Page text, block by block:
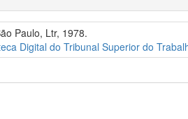
Paulo, Ltr, 1978.
Digital do Tribunal Superior do